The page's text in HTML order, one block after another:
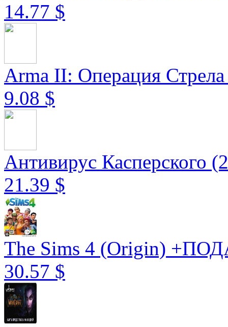
14.77 $
Arma II: Операция
9.08 $
Антивирус Касперского
21.39 $
The Sims 4 (Origin)
30.57 $